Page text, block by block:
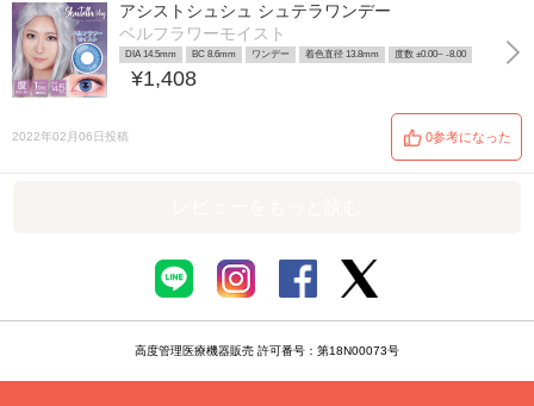
アシストシュシュ シュテラワンデー
ベルフラワーモイスト
DIA 14.5mm BC 8.6mm ワンデー 着色直径 13.8mm 度数 ±0.00~ -8.00
¥1,408
2022年02月06日投稿 0参考になった
高度管理医療機器販売 許可番号：第18N00073号